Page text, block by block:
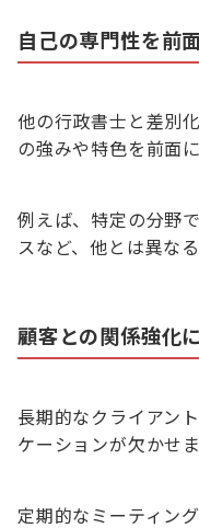
自己の専門性を前
他の行政書士と差別
の強みや特色を前面
例えば、特定の分野
スなど、他とは異な
顧客との関係強化
長期的なクライアン
ケーションが欠かせま
定期的なミーティン